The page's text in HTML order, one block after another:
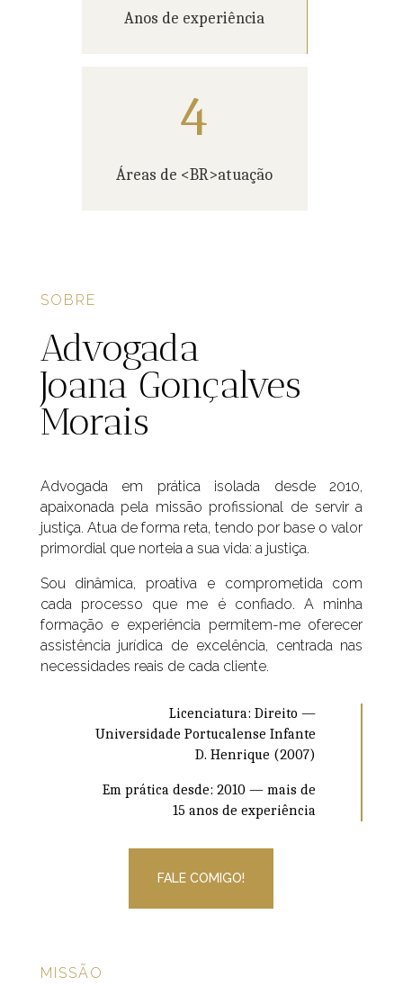
Anos de experiência
4
Áreas de <BR>atuação
SOBRE
Advogada
Joana Gonçalves
Morais
Advogada em prática isolada desde 2010,
apaixonada pela missão profissional de servir a
justiça. Atua de forma reta, tendo por base o valor
primordial que norteia a sua vida: a justiça.
Sou dinâmica, proativa e comprometida com
cada processo que me é confiado. A minha
formação e experiência permitem-me oferecer
assistência jurídica de excelência, centrada nas
necessidades reais de cada cliente.
Licenciatura: Direito —
Universidade Portucalense Infante
D. Henrique (2007)
Em prática desde: 2010 — mais de
15 anos de experiência
FALE COMIGO!
MISSÃO